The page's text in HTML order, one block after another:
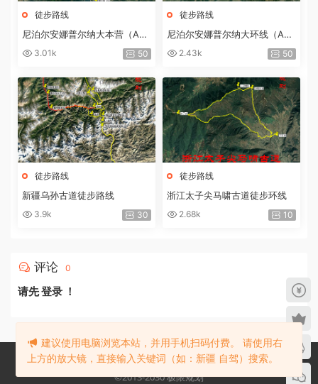
徒步路线
尼泊尔安娜普尔纳大本营（AB
C）+布恩山（Poon Hill）徒步
3.01k 50
徒步路线
尼泊尔安娜普尔纳大环线（AC
T）徒步路线
2.43k 50
徒步路线
新疆乌孙古道徒步路线
3.9k 30
徒步路线
浙江太子尖马啸古道徒步环线
2.68k 10
评论 0
请先登录 ！
©2013-2030 极限规划
建议使用电脑浏览本站，并用手机扫码付费。 请使用右
上方的放大镜，直接输入关键词（如：新疆 自驾）搜索。